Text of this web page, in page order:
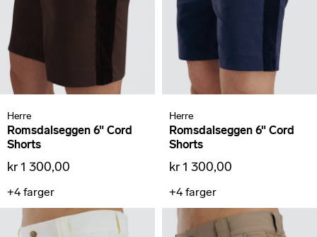
Herre
Romsdalseggen 6" Cord
Shorts
kr 1 300,00
+4 farger
Herre
Romsdalseggen 6" Cord
Shorts
kr 1 300,00
+4 farger